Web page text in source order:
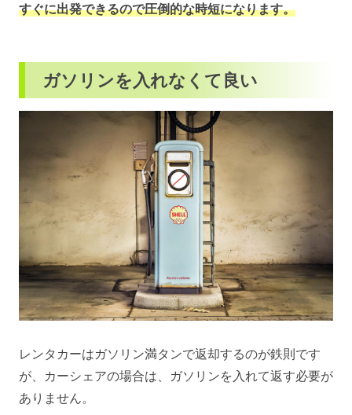
すぐに出発できるので圧倒的な時短になります。
ガソリンを入れなくて良い
レンタカーはガソリン満タンで返却するのが鉄則です
が、カーシェアの場合は、ガソリンを入れて返す必要が
ありません。